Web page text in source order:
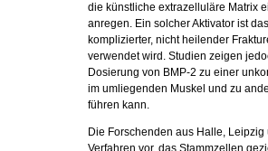
die künstliche extrazelluläre Matrix
anregen. Ein solcher Aktivator ist
komplizierter, nicht heilender
verwendet wird. Studien zeigen
Dosierung von BMP-2 zu einer
im umliegenden Muskel und zu
führen kann.
Die Forschenden aus Halle,